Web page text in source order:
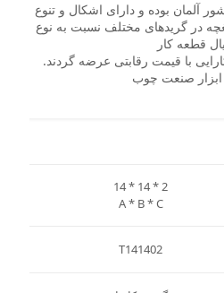
آلمان بوده و دارای اشکال و تنوع
در گریدهای مختلف نسبت به نوع
قطعه کار
با قیمت رقابتی عرضه گردند.
ابزار صنعت چوب
14 * 14 * 2
A * B * C
T141402